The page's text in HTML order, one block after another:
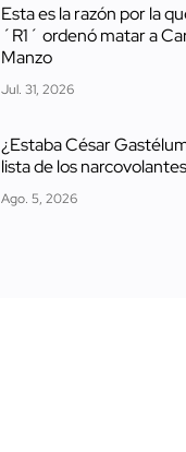
Esta es la razón por la
´R1´ ordenó matar a
Manzo
Jul. 31, 2026
¿Estaba César
lista de los
Ago. 5, 2026